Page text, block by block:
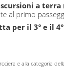
a terra
al primo
per il 3° e il 4°
e alla categoria